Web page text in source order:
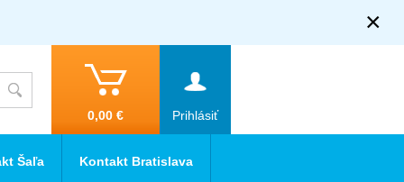
×
Prihlásiť
0,00 €
Šaľa Kontakt Bratislava